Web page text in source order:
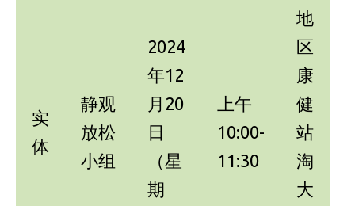
实
体
静观
放松
小组
2024
年12
月20
日
（星
期
上午
10:00-
11:30
地
区
康
健
站
淘
大